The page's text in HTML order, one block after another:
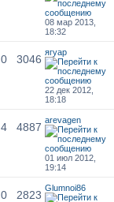
08 мар 2013,
18:32
0 3046
ягуар
22 дек 2012,
18:18
4 4887
arevagen
01 июл 2012,
19:14
0 2823
Glumnoi86